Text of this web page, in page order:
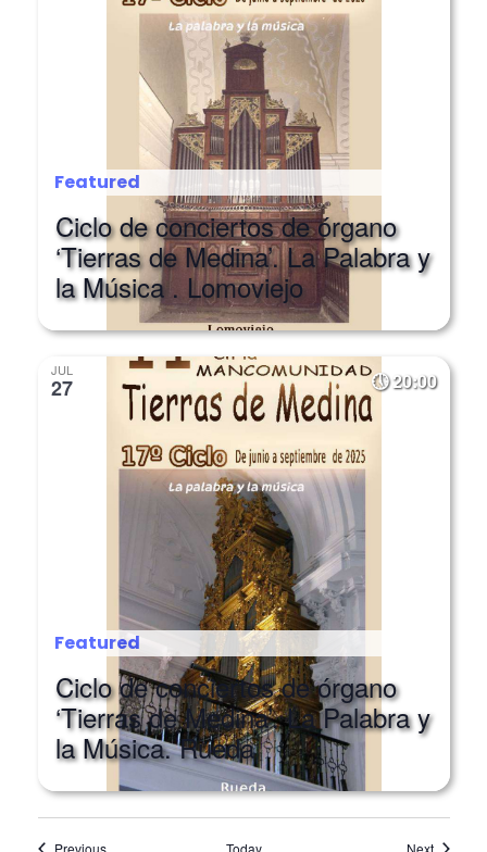
Featured
Ciclo de conciertos de órgano
‘Tierras de Medina’. La Palabra y
la Música . Lomoviejo
JUL
Featured
Ciclo de conciertos de órgano
‘Tierras de Medina’. La Palabra y
la Música. Rueda
PreviousEvents Today NextEvents